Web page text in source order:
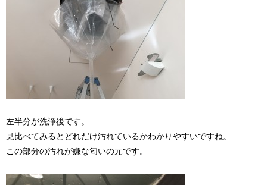
左半分が洗浄後です。
見比べてみるとどれだけ汚れているかわかりやすいですね。
この部分の汚れが嫌な匂いの元です。